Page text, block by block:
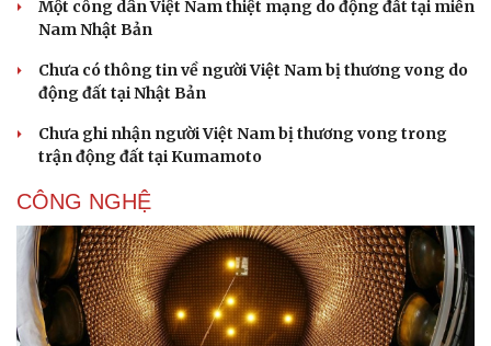
Một công dân Việt Nam thiệt mạng do động đất tại miền
Nam Nhật Bản
Chưa có thông tin về người Việt Nam bị thương vong do
động đất tại Nhật Bản
Chưa ghi nhận người Việt Nam bị thương vong trong
trận động đất tại Kumamoto
CÔNG NGHỆ